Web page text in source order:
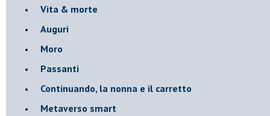
Vita & morte
Auguri
Moro
Passanti
Continuando, la nonna e il carretto
Metaverso smart